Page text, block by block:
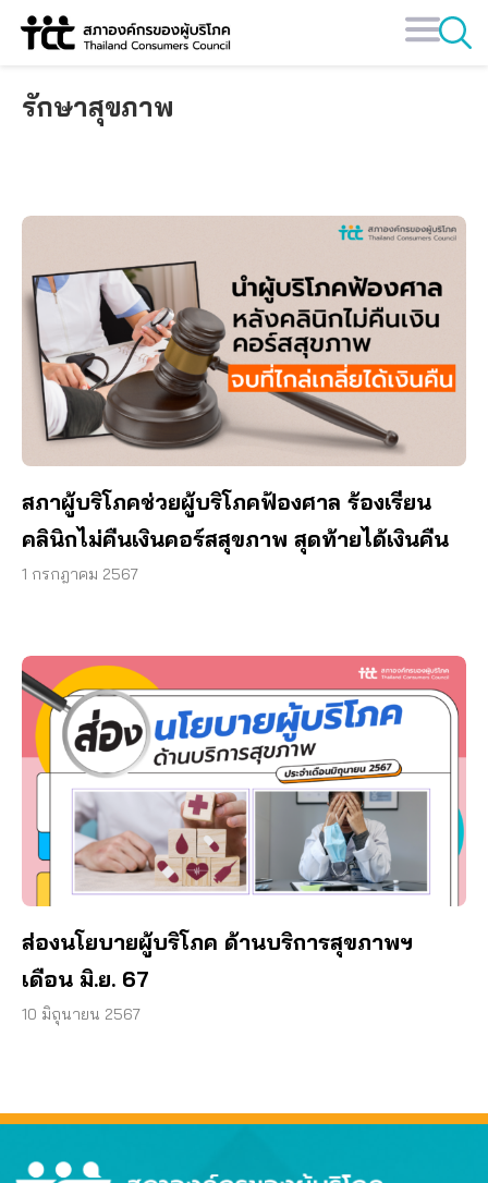
Skip
รักษาสุขภาพ
สภาผู้บริโภคช่วยผู้บริโภคฟ้องศาล ร้องเรียน
คลินิกไม่คืนเงินคอร์สสุขภาพ สุดท้ายได้เงินคืน
1 กรกฎาคม 2567
ส่องนโยบายผู้บริโภค ด้านบริการสุขภาพฯ
เดือน มิ.ย. 67
10 มิถุนายน 2567